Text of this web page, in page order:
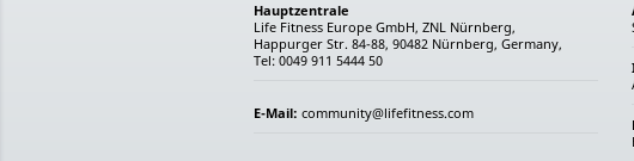
Hauptzentrale
Life Fitness Europe GmbH, ZNL Nürnberg,
Happurger Str. 84-88, 90482 Nürnberg, Germany,
Tel: 0049 911 5444 50
E-Mail: community@lifefitness.com